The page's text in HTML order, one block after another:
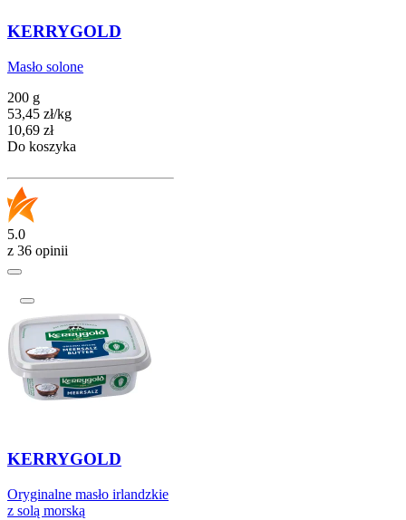
KERRYGOLD
Masło solone
200 g
53,45 zł/kg
Cena
10,69 zł
Do koszyka
5.0
z 36 opinii
KERRYGOLD
Oryginalne masło irlandzkie
z solą morską